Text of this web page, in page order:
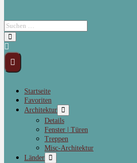
Startseite
Favoriten
Architektur
Details
Fenster | Türen
Treppen
Misc-Architektur
Länder